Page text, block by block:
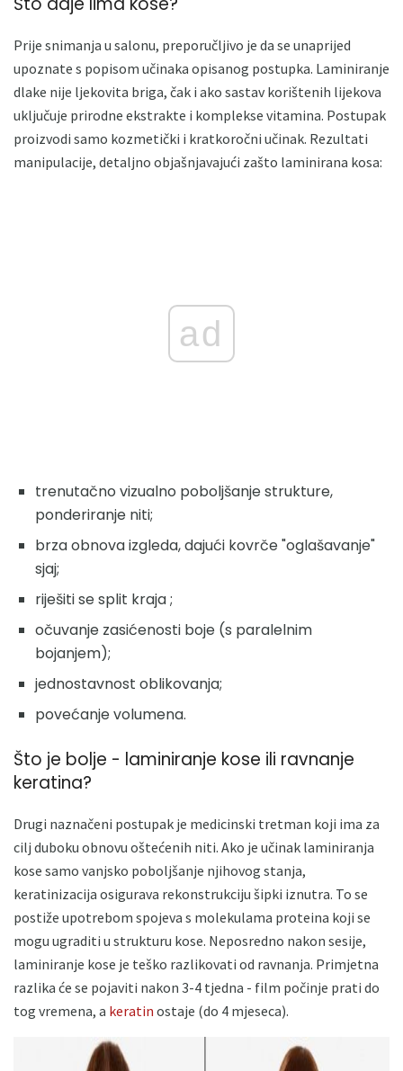
Prije snimanja u salonu, preporučljivo je da se unaprijed
upoznate s popisom učinaka opisanog postupka. Laminiranje
dlake nije ljekovita briga, čak i ako sastav korištenih lijekova
uključuje prirodne ekstrakte i komplekse vitamina. Postupak
proizvodi samo kozmetički i kratkoročni učinak. Rezultati
manipulacije, detaljno objašnjavajući zašto laminirana kosa:
ad
trenutačno vizualno poboljšanje strukture,
ponderiranje niti;
brza obnova izgleda, dajući kovrče "oglašavanje"
sjaj;
riješiti se split kraja ;
očuvanje zasićenosti boje (s paralelnim
bojanjem);
jednostavnost oblikovanja;
povećanje volumena.
Što je bolje - laminiranje kose ili ravnanje
keratina?
Drugi naznačeni postupak je medicinski tretman koji ima za
cilj duboku obnovu oštećenih niti. Ako je učinak laminiranja
kose samo vanjsko poboljšanje njihovog stanja,
keratinizacija osigurava rekonstrukciju šipki iznutra. To se
postiže upotrebom spojeva s molekulama proteina koji se
mogu ugraditi u strukturu kose. Neposredno nakon sesije,
laminiranje kose je teško razlikovati od ravnanja. Primjetna
razlika će se pojaviti nakon 3-4 tjedna - film počinje prati do
tog vremena, a keratin ostaje (do 4 mjeseca).